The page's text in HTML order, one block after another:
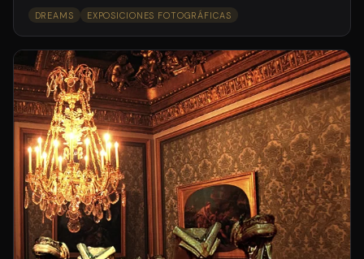
DREAMS EXPOSICIONES FOTOGRÁFICAS